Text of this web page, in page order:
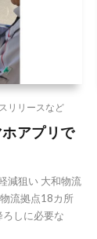
リリースなど
アプリで
減狙い 大和物流
流拠点18カ所
しに必要な